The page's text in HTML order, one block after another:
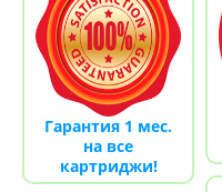
Гарантия 1 мес.
на все
картриджи!